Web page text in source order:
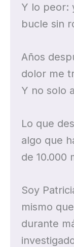
Y lo peor:
bucle sin
Años
dolor me
Y no solo
Lo que
algo que
de 10.000
Soy
mismo
durante